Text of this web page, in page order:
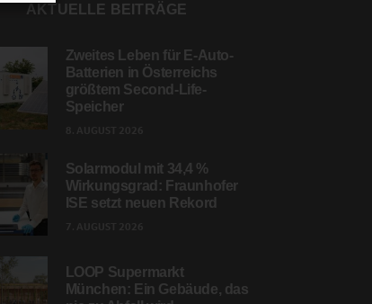
AKTUELLE BEITRÄGE
Zweites Leben für E-Auto-
Batterien in Österreichs
größtem Second-Life-
Speicher
Solarmodul mit 34,4 %
Wirkungsgrad: Fraunhofer
ISE setzt neuen Rekord
LOOP Supermarkt
München: Ein Gebäude, das